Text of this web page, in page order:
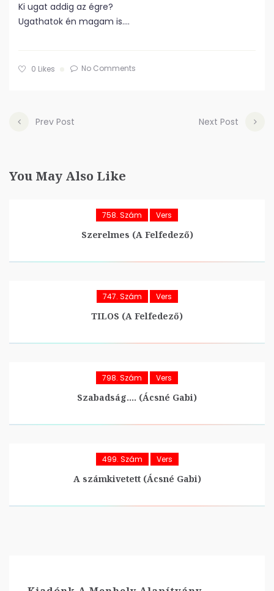
Ki ugat addig az égre?
Ugathatok én magam is….
0 Likes No Comments
Prev Post Next Post
You May Also Like
758. Szám Vers
Szerelmes (A Felfedező)
747. Szám Vers
TILOS (A Felfedező)
798. Szám Vers
Szabadság…. (Ácsné Gabi)
499. Szám Vers
A számkivetett (Ácsné Gabi)